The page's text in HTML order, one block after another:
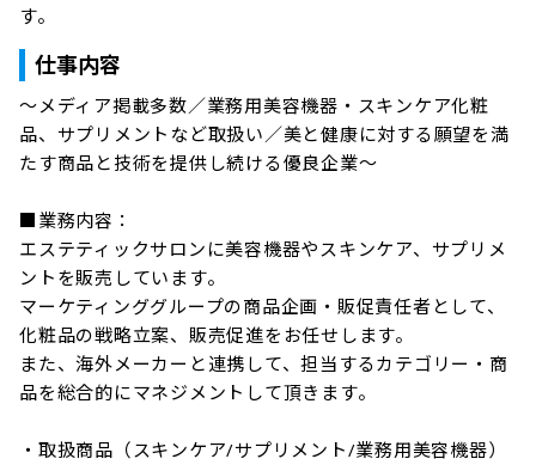
す。
仕事内容
～メディア掲載多数／業務用美容機器・スキンケア化粧
品、サプリメントなど取扱い／美と健康に対する願望を満
たす商品と技術を提供し続ける優良企業～
■業務内容：
エステティックサロンに美容機器やスキンケア、サプリメ
ントを販売しています。
マーケティンググループの商品企画・販促責任者として、
化粧品の戦略立案、販売促進をお任せします。
また、海外メーカーと連携して、担当するカテゴリー・商
品を総合的にマネジメントして頂きます。
・取扱商品（スキンケア/サプリメント/業務用美容機器）